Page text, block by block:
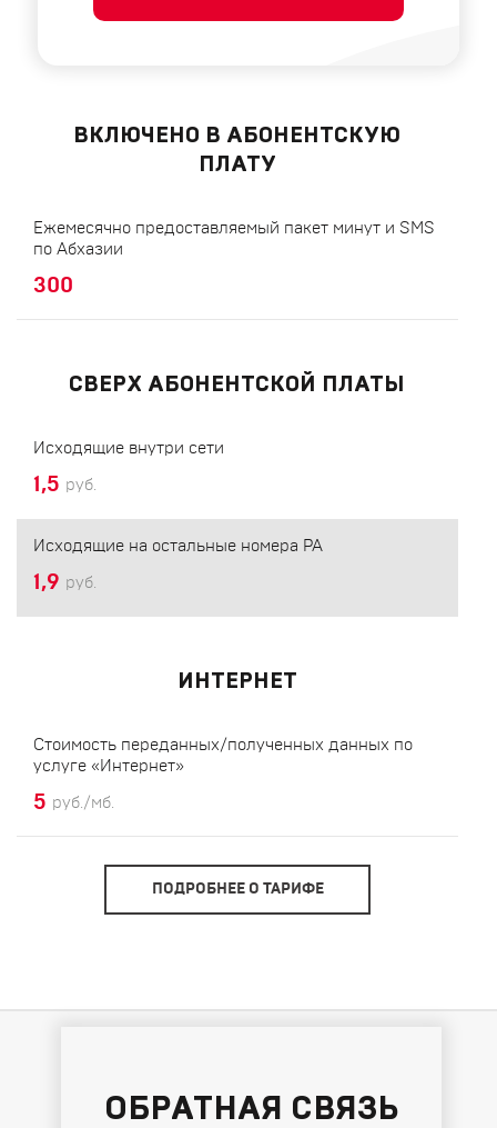
ВКЛЮЧЕНО В АБОНЕНТСКУЮ
ПЛАТУ
Ежемесячно предоставляемый пакет минут и SMS
по Абхазии
300
СВЕРХ АБОНЕНТСКОЙ ПЛАТЫ
Исходящие внутри сети
1,5 руб.
Исходящие на остальные номера РА
1,9 руб.
ИНТЕРНЕТ
Стоимость переданных/полученных данных по
услуге «Интернет»
5 руб./мб.
ПОДРОБНЕЕ О ТАРИФЕ
ОБРАТНАЯ СВЯЗЬ